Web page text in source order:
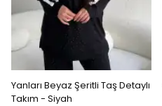
Yanları Beyaz Şeritli Taş Detaylı
Takım - Siyah